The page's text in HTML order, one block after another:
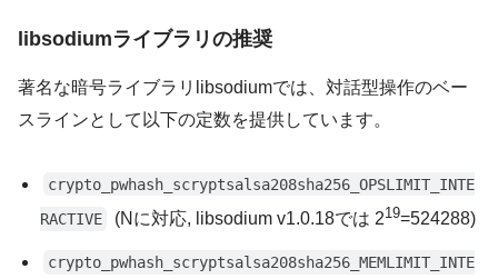
libsodiumライブラリの推奨
著名な暗号ライブラリlibsodiumでは、対話型操作のベー
スラインとして以下の定数を提供しています。
crypto_pwhash_scryptsalsa208sha256_OPSLIMIT_INTE
RACTIVE
(Nに対応, libsodium v1.0.18では 219=524288)
crypto_pwhash_scryptsalsa208sha256_MEMLIMIT_INTE